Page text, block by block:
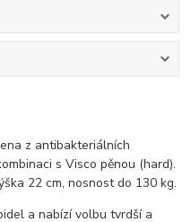
z antibakteriálních
s Visco pěnou (hard).
22 cm, nosnost do 130 kg.
a nabízí volbu tvrdší a